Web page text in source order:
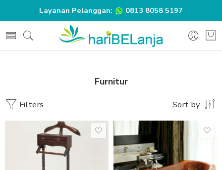
Layanan Pelanggan: 0813 8058 5197
Furnitur
Filters Sort by